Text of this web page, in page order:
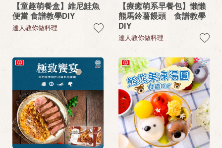
【童趣萌餐盒】維尼鮭魚
便當 食譜教學DIY
達人教你做料理
【療癒萌系早餐包】懶懶
熊馬鈴薯饅頭 食譜教學
DIY
達人教你做料理